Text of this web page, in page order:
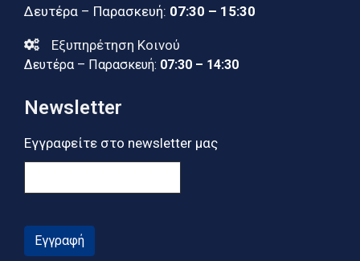
Δευτέρα – Παρασκευή: 07:30 – 15:30
Εξυπηρέτηση Κοινού
Δευτέρα – Παρασκευή: 07:30 – 14:30
Newsletter
Εγγραφείτε στο newsletter μας
Εγγραφή